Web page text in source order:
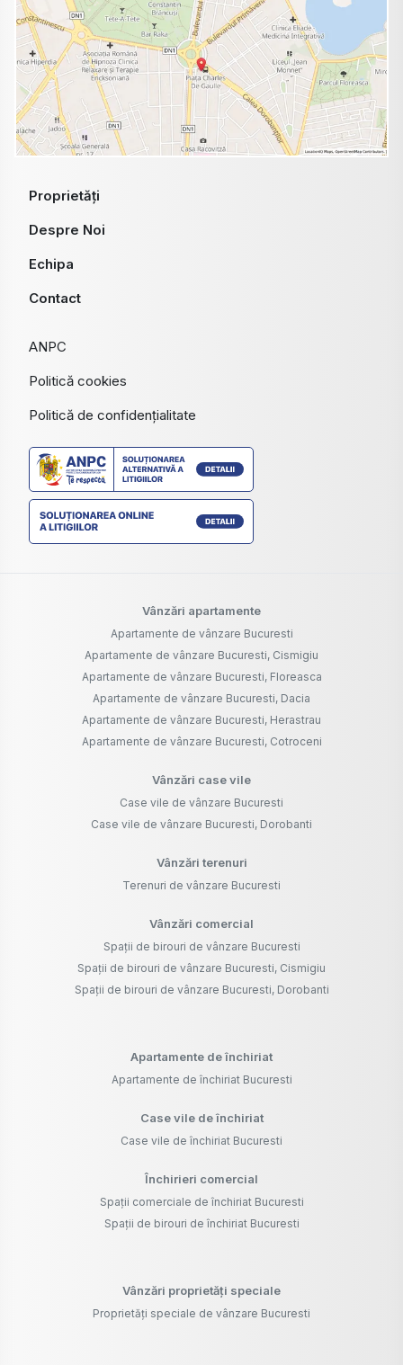
Proprietăți
Despre Noi
Echipa
Contact
ANPC
Politică cookies
Politică de confidențialitate
Vânzări apartamente
Apartamente de vânzare Bucuresti
Apartamente de vânzare Bucuresti, Cismigiu
Apartamente de vânzare Bucuresti, Floreasca
Apartamente de vânzare Bucuresti, Dacia
Apartamente de vânzare Bucuresti, Herastrau
Apartamente de vânzare Bucuresti, Cotroceni
Vânzări case vile
Case vile de vânzare Bucuresti
Case vile de vânzare Bucuresti, Dorobanti
Vânzări terenuri
Terenuri de vânzare Bucuresti
Vânzări comercial
Spații de birouri de vânzare Bucuresti
Spații de birouri de vânzare Bucuresti, Cismigiu
Spații de birouri de vânzare Bucuresti, Dorobanti
Apartamente de închiriat
Apartamente de închiriat Bucuresti
Case vile de închiriat
Case vile de închiriat Bucuresti
Închirieri comercial
Spații comerciale de închiriat Bucuresti
Spații de birouri de închiriat Bucuresti
Vânzări proprietăți speciale
Proprietăți speciale de vânzare Bucuresti